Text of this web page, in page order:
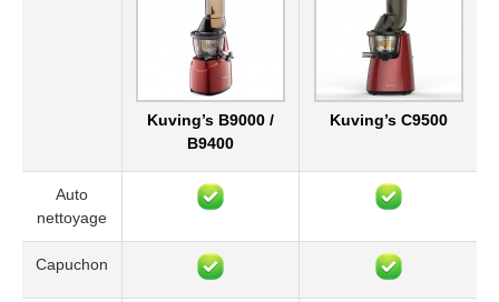
Kuving’s B9000 /
B9400
Kuving’s C9500
Auto
nettoyage
Capuchon